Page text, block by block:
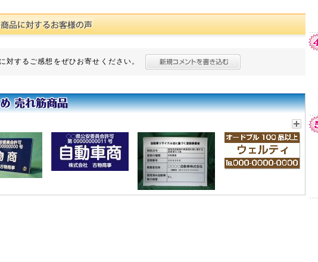
対するご感想をぜひお寄せください。